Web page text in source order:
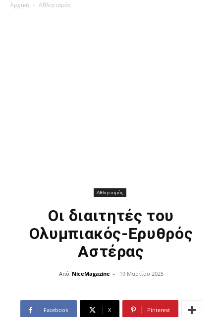
Αρχική Αθλητισμός
Αθλητισμός
Οι διαιτητές του
Ολυμπιακός-Ερυθρός
Αστέρας
Από NiceMagazine - 19 Μαρτίου 2025
Facebook X Pinterest